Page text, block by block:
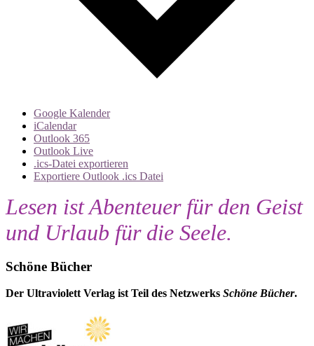
Google Kalender
iCalendar
Outlook 365
Outlook Live
.ics-Datei exportieren
Exportiere Outlook .ics Datei
Lesen ist Abenteuer für den Geist
und Urlaub für die Seele.
Schöne Bücher
Der Ultraviolett Verlag ist Teil des Netzwerks Schöne Bücher.